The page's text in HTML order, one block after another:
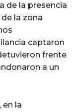
de la presencia
la zona
captaron
frente
a un
en la